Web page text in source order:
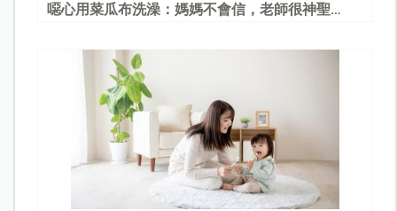
噁心用菜瓜布洗澡：媽媽不會信，老師很神聖…